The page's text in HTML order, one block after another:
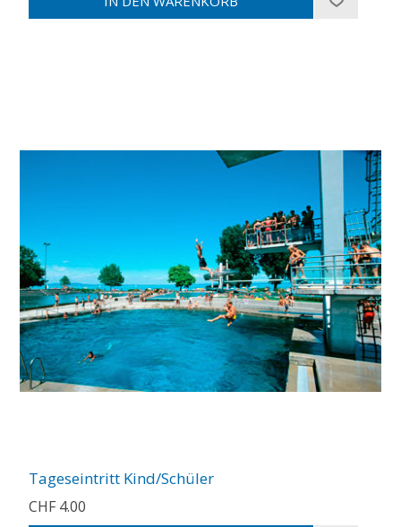
Tageseintritt Kind/Schüler
CHF 4.00